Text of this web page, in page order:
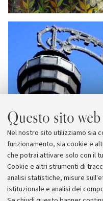
Questo sito
Nel nostro sito utilizziamo sia
funzionamento, sia cookie e
che potrai attivare solo con il
Cookie e altri strumenti di
analisi statistiche, misure
istituzionale e analisi dei